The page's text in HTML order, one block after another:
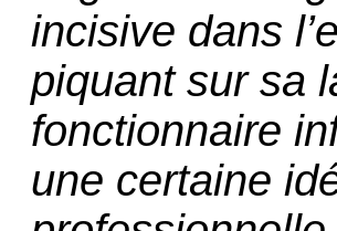
incisive dans
piquant sur sa
fonctionnaire
une certaine